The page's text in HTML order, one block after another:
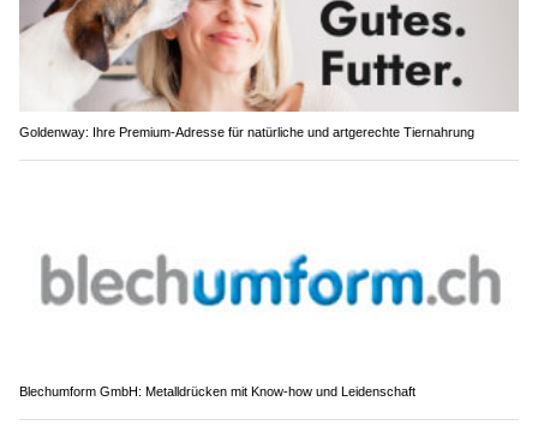
Goldenway: Ihre Premium-Adresse für natürliche und artgerechte Tiernahrung
Blechumform GmbH: Metalldrücken mit Know-how und Leidenschaft